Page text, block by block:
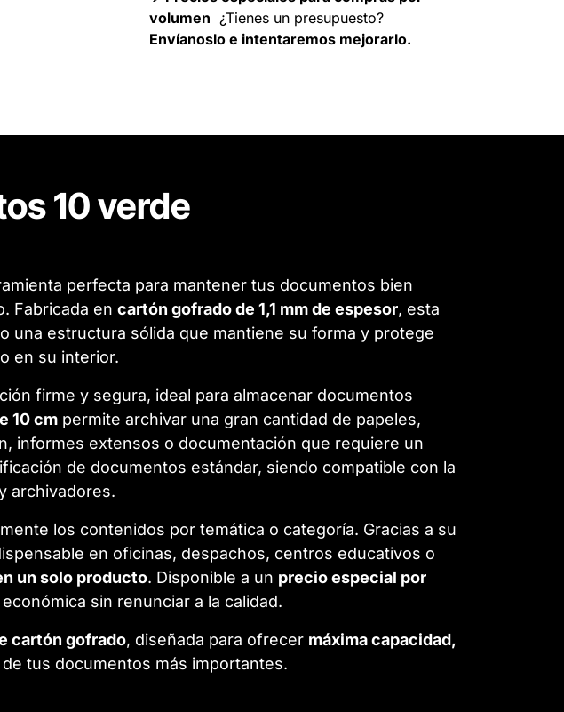
volumen ¿Tienes un presupuesto?
Envíanoslo e intentaremos mejorarlo.
10 verde
perfecta para mantener tus documentos bien
Fabricada en cartón gofrado de 1,1 mm de espesor, esta
una estructura sólida que mantiene su forma y protege
en su interior.
firme y segura, ideal para almacenar documentos
10 cm permite archivar una gran cantidad de papeles,
informes extensos o documentación que requiere un
de documentos estándar, siendo compatible con la
archivadores.
los contenidos por temática o categoría. Gracias a su
en oficinas, despachos, centros educativos o
un solo producto. Disponible a un precio especial por
sin renunciar a la calidad.
cartón gofrado, diseñada para ofrecer máxima capacidad,
tus documentos más importantes.